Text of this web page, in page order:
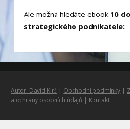
Ale možná hledáte ebook 10
strategického podnikatele:
Autor: David Kirš | Obchodní podmínky |
a ochrany osobních údajů | Kontakt